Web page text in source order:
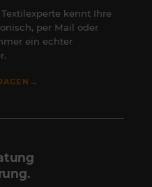
kennt Ihre
per Mail oder
ein echter
→